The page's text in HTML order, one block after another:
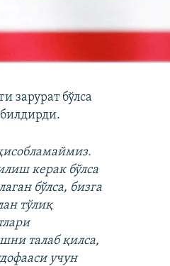
зарурат бўлса
керак бўлса
бўлса, бизга
тўлиқ
талаб қилса,
учун